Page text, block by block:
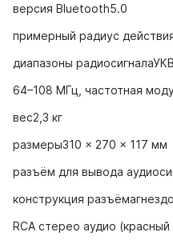
версия Bluetooth5.0
примерный радиус
диапазоны
64–108 МГц, частотная
вес2,3 кг
размеры310 × 270 × 117 мм
разъём для вывода
конструкция разъёмагнездо
RCA стерео аудио